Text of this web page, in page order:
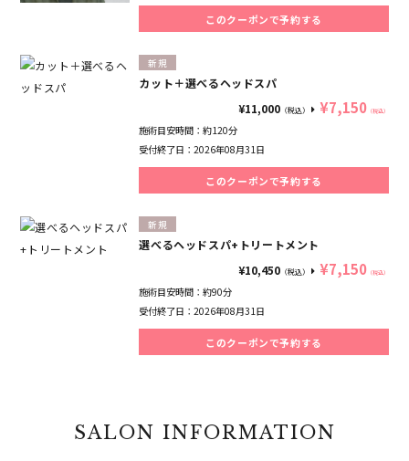
このクーポンで予約する
新規
カット＋選べるヘッドスパ
¥11,000 （税込） ¥7,150（税込）
施術目安時間：約120分
受付終了日：2026年08月31日
このクーポンで予約する
新規
選べるヘッドスパ+トリートメント
¥10,450 （税込） ¥7,150（税込）
施術目安時間：約90分
受付終了日：2026年08月31日
このクーポンで予約する
SALON INFORMATION